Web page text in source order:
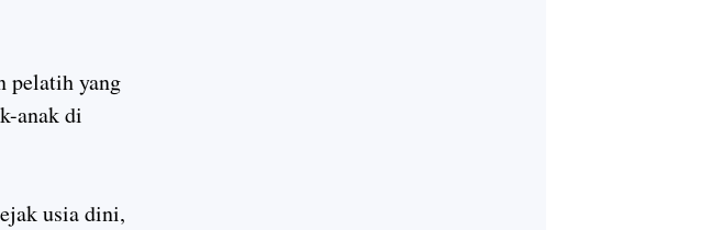
pelatih yang
anak di
usia dini,